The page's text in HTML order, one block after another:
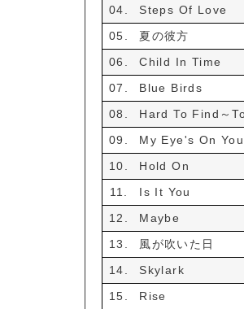
04.
Steps Of Love
05.
夏の彼方
06.
Child In Time
07.
Blue Birds
08.
Hard To Find～
09.
My Eye's On You
10.
Hold On
11.
Is It You
12.
Maybe
13.
風が吹いた日
14.
Skylark
15.
Rise